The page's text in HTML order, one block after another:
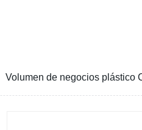
Volumen de negocios plástico